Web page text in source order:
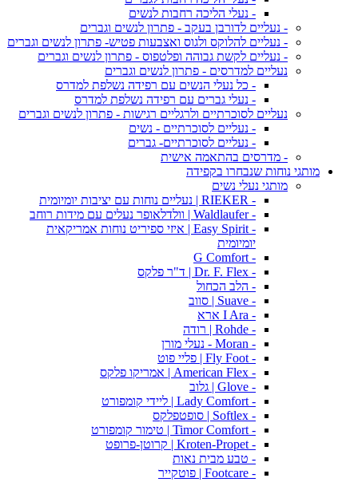
- נעלי הליכה רחבות לנשים
- נעליים לדורבן בעקב - פתרון לנשים וגברים
- נעליים להלוקס ולגוס ואצבעות פטיש- פתרון לנשים וגברים
- נעליים לקשת גבוהה ופלטפוס - פתרון לנשים וגברים
נעליים למדרסים - פתרון לנשים וגברים
- כל נעלי הנשים עם רפידה נשלפת למדרס
- נעלי גברים עם רפידה נשלפת למדרס
נעליים לסוכרתיים ולרגליים רגישות - פתרון לנשים וגברים
- נעליים לסוכרתיים - נשים
- נעליים לסוכרתיים- גברים
- מדרסים בהתאמה אישית
מותגי נוחות שנבחרו בקפידה
מותגי נעלי נשים
- RIEKER | נעליים נוחות עם יציבות יומיומית
- Waldlaufer | וולדלאופר נעלים עם מידות רוחב
- Easy Spirit | איזי ספיריט נוחות אמריקאית
יומיומית
- G Comfort
- Dr. F. Flex | ד"ר פלקס
- הלב הכחול
- Suave | סווב
- I Ara ארא
- Rohde | רודה
- Moran - נעלי מורן
- Fly Foot | פליי פוט
- American Flex | אמריקו פלקס
- Glove | גלוב
- Lady Comfort | ליידי קומפורט
- Softlex | סופטפלקס
- Timor Comfort | טימור קומפורט
- Kroten-Propet | קרוטן-פרופט
- טבע מבית נאות
- Footcare | פוטקייר